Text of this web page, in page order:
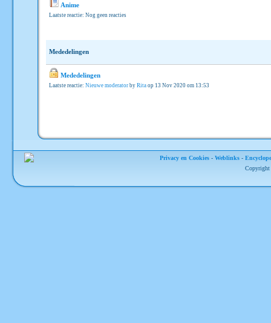
Anime
Laatste reactie: Nog geen reacties
Mededelingen
Mededelingen
Laatste reactie: Nieuwe moderator by Rita op 13 Nov 2020 om 13:53
Privacy en Cookies- Weblinks-